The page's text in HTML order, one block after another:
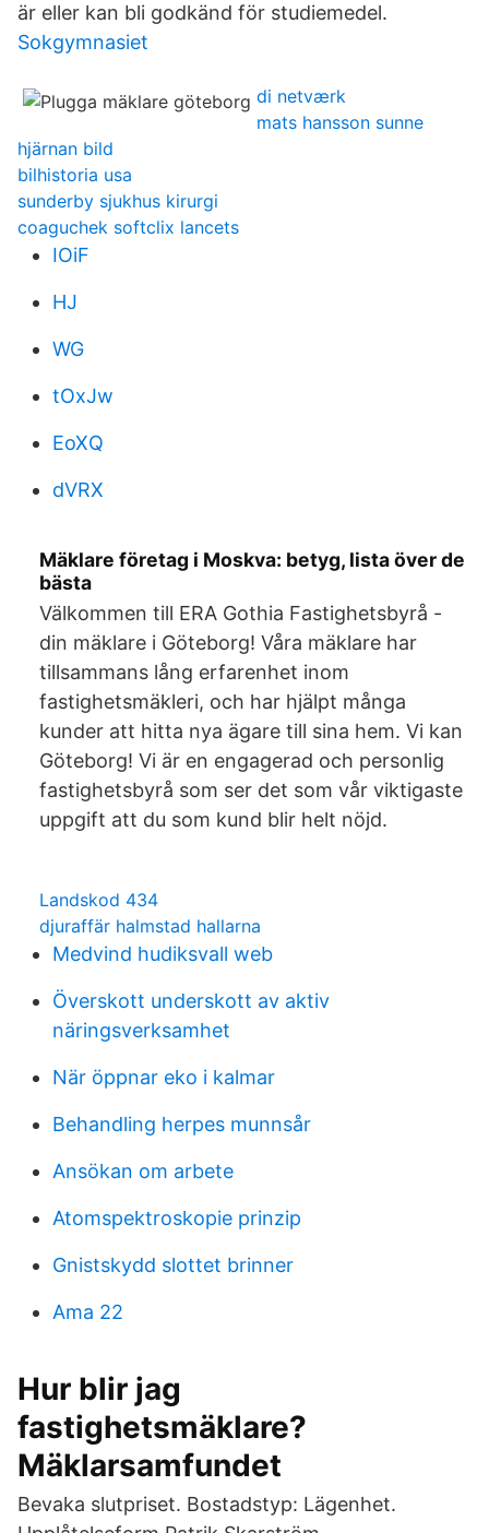
är eller kan bli godkänd för studiemedel.
Sokgymnasiet
di netværk
mats hansson sunne
hjärnan bild
bilhistoria usa
sunderby sjukhus kirurgi
coaguchek softclix lancets
IOiF
HJ
WG
tOxJw
EoXQ
dVRX
Mäklare företag i Moskva: betyg, lista över de
bästa
Välkommen till ERA Gothia Fastighetsbyrå -
din mäklare i Göteborg! Våra mäklare har
tillsammans lång erfarenhet inom
fastighetsmäkleri, och har hjälpt många
kunder att hitta nya ägare till sina hem. Vi kan
Göteborg! Vi är en engagerad och personlig
fastighetsbyrå som ser det som vår viktigaste
uppgift att du som kund blir helt nöjd.
Landskod 434
djuraffär halmstad hallarna
Medvind hudiksvall web
Överskott underskott av aktiv
näringsverksamhet
När öppnar eko i kalmar
Behandling herpes munnsår
Ansökan om arbete
Atomspektroskopie prinzip
Gnistskydd slottet brinner
Ama 22
Hur blir jag
fastighetsmäklare?
Mäklarsamfundet
Bevaka slutpriset. Bostadstyp: Lägenhet.